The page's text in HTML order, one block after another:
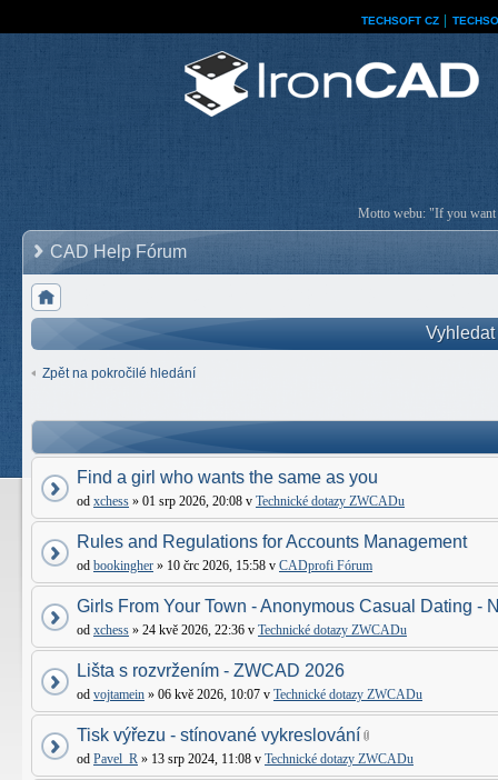
TECHSOFT CZ
Motto webu: "If you want
CAD Help Fórum
Zpět na pokročilé hledání
Find a girl who wants the same as you
od xchess » 01 srp 2026, 20:08 v Technické dotazy ZWCADu
Rules and Regulations for Accounts Management
od bookingher » 10 črc 2026, 15:58 v CADprofi Fórum
Girls From Your Town - Anonymous Casual Dating -
od xchess » 24 kvě 2026, 22:36 v Technické dotazy ZWCADu
Lišta s rozvržením - ZWCAD 2026
od vojtamein » 06 kvě 2026, 10:07 v Technické dotazy ZWCADu
Tisk výřezu - stínované vykreslování
od Pavel_R » 13 srp 2024, 11:08 v Technické dotazy ZWCADu